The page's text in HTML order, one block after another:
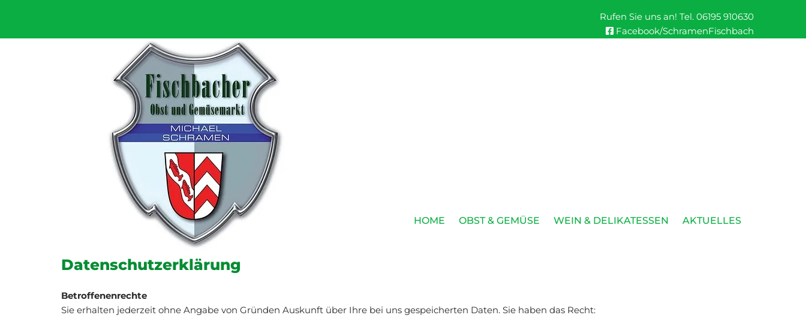
Rufen Sie uns an! Tel. 06195 910630
 Facebook/SchramenFischbach
HOME OBST & GEMÜSE WEIN & DELIKATESSEN AKTUELLES
Datenschutzerklärung
Betroffenenrechte
Sie erhalten jederzeit ohne Angabe von Gründen Auskunft über Ihre bei uns gespeicherten Daten. Sie haben das Recht: